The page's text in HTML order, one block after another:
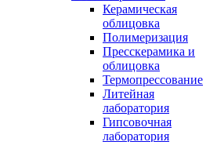
Керамическая
облицовка
Полимеризация
Пресскерамика и
облицовка
Термопрессование
Литейная
лаборатория
Гипсовочная
лаборатория